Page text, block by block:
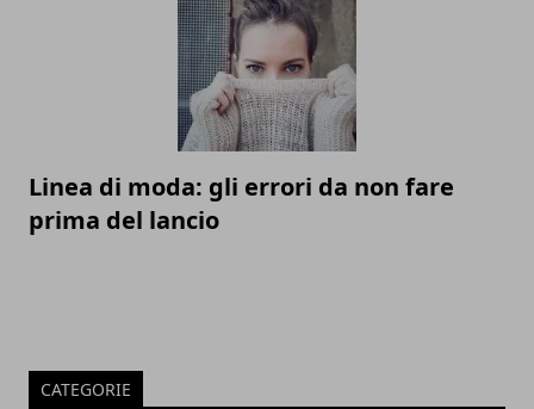
Linea di moda: gli errori da non fare
prima del lancio
CATEGORIE